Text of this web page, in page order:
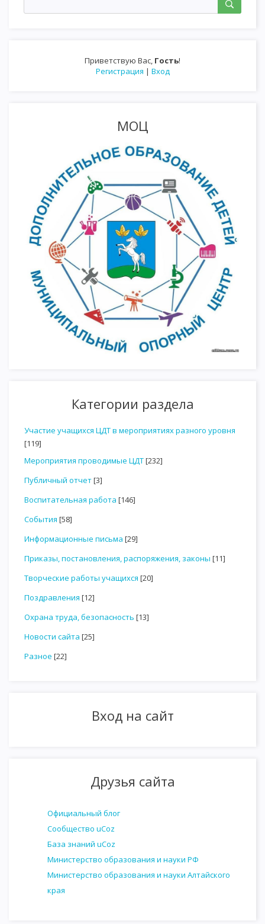
Приветствую Вас, Гость!
Регистрация | Вход
МОЦ
Категории раздела
Участие учащихся ЦДТ в мероприятиях разного уровня
[119]
Мероприятия проводимые ЦДТ[232]
Публичный отчет[3]
Воспитательная работа [146]
События [58]
Информационные письма [29]
Приказы, постановления, распоряжения, законы [11]
Творческие работы учащихся [20]
Поздравления [12]
Охрана труда, безопасность [13]
Новости сайта [25]
Разное [22]
Вход на сайт
Друзья сайта
Официальный блог
Сообщество uCoz
База знаний uCoz
Министерство образования и науки РФ
Министерство образования и науки Алтайского
края